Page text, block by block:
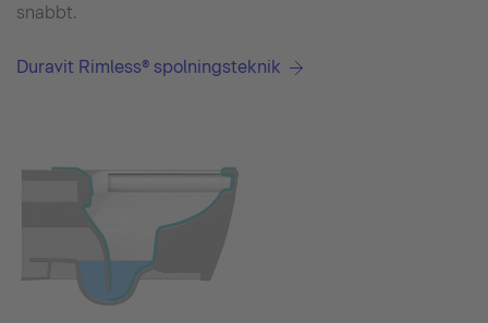
snabbt.
Duravit Rimless® spolningsteknik